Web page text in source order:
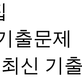
출문제
신 기